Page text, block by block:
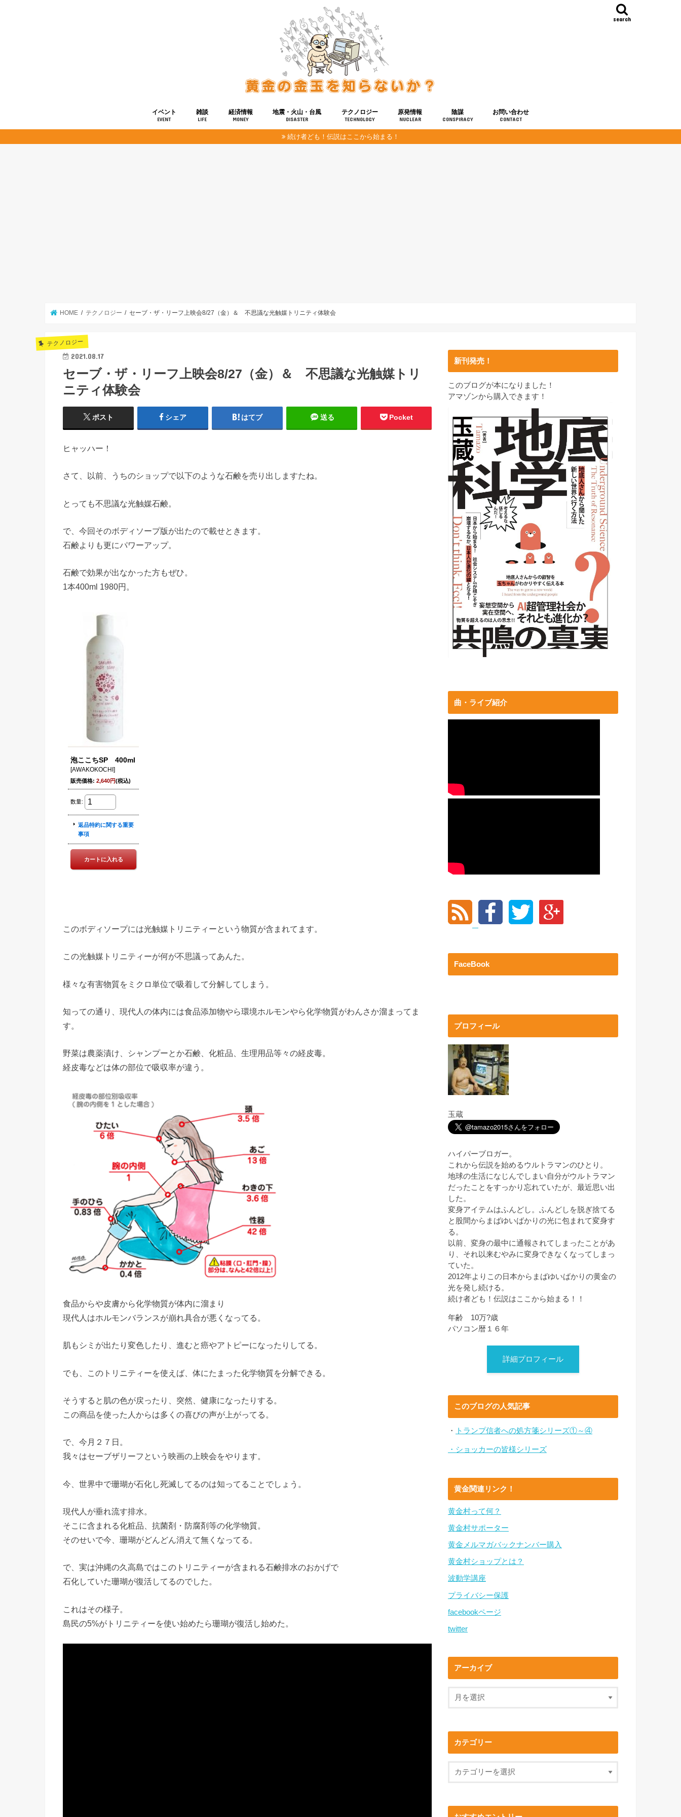
search
イベント
EVENT
雑談
LIFE
経済情報
MONEY
地震・火山・台風
DISASTER
テクノロジー
TECHNOLOGY
健康
宇宙
原発情報
NUCLEAR
陰謀
CONSPIRACY
お問い合わせ
CONTACT
続け者ども！伝説はここから始まる！
HOME テクノロジー セーブ・ザ・リーフ上映会8/27（金）＆ 不思議な光触媒トリニティ体験会
テクノロジー
2021.08.17
セーブ・ザ・リーフ上映会8/27（金）＆ 不思議な光触媒トリ
ニティ体験会
ポスト シェア はてブ 送る Pocket
ヒャッハー！
さて、以前、うちのショップで以下のような石鹸を売り出しますたね。
とっても不思議な光触媒石鹸。
で、今回そのボディソープ版が出たので載せときます。
石鹸よりも更にパワーアップ。
石鹸で効果が出なかった方もぜひ。
1本400ml 1980円。
このボディソープには光触媒トリニティーという物質が含まれてます。
この光触媒トリニティーが何が不思議ってあんた。
様々な有害物質をミクロ単位で吸着して分解してしまう。
知っての通り、現代人の体内には食品添加物やら環境ホルモンやら化学物質がわんさか溜まってま
す。
野菜は農薬漬け、シャンプーとか石鹸、化粧品、生理用品等々の経皮毒。
経皮毒などは体の部位で吸収率が違う。
食品からや皮膚から化学物質が体内に溜まり
現代人はホルモンバランスが崩れ具合が悪くなってる。
肌もシミが出たり変色したり、進むと癌やアトピーになったりしてる。
でも、このトリニティーを使えば、体にたまった化学物質を分解できる。
そうすると肌の色が戻ったり、突然、健康になったりする。
この商品を使った人からは多くの喜びの声が上がってる。
で、今月２７日。
我々はセーブザリーフという映画の上映会をやります。
今、世界中で珊瑚が石化し死滅してるのは知ってることでしょう。
現代人が垂れ流す排水。
そこに含まれる化粧品、抗菌剤・防腐剤等の化学物質。
そのせいで今、珊瑚がどんどん消えて無くなってる。
で、実は沖縄の久高島ではこのトリニティーが含まれる石鹸排水のおかげで
石化していた珊瑚が復活してるのでした。
これはその様子。
島民の5%がトリニティーを使い始めたら珊瑚が復活し始めた。
新刊発売！
このブログが本になりました！
アマゾンから購入できます！
曲・ライブ紹介
FaceBook
プロフィール
玉蔵
ハイパーブロガー。
これから伝説を始めるウルトラマンのひとり。
地球の生活になじんでしまい自分がウルトラマン
だったことをすっかり忘れていたが、最近思い出
した。
変身アイテムはふんどし。ふんどしを脱ぎ捨てる
と股間からまばゆいばかりの光に包まれて変身す
る。
以前、変身の最中に通報されてしまったことがあ
り、それ以来むやみに変身できなくなってしまっ
ていた。
2012年よりこの日本からまばゆいばかりの黄金の
光を発し続ける。
続け者ども！伝説はここから始まる！！
年齢 10万?歳
パソコン暦１６年
詳細プロフィール
このブログの人気記事
・ トランプ信者への処方箋シリーズ①～④
・ショッカーの皆様シリーズ
黄金関連リンク！
黄金村って何？
黄金村サポーター
黄金メルマガバックナンバー購入
黄金村ショップとは？
波動学講座
プライバシー保護
facebookページ
twitter
アーカイブ
カテゴリー